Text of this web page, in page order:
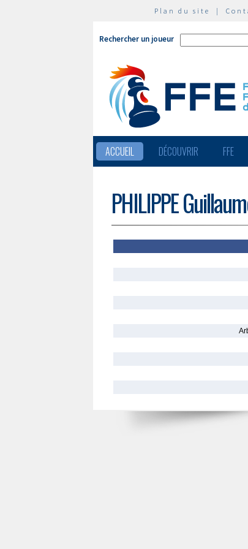
Plan du site |
Rechercher un joueur
ACCUEIL DÉCOUVRIR FFE
PHILIPPE